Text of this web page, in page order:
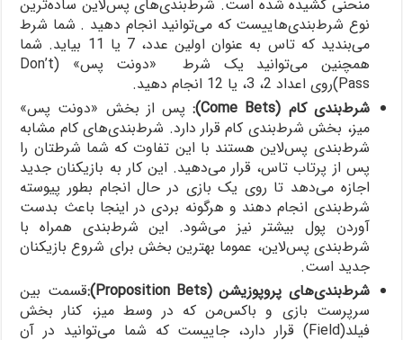
منحنی کشیده شده است. شرط‌بندی‌های پس‌لاین ساده‌ترین
نوع شرط‌بندی‌هاییست که می‌توانید انجام دهید . شما شرط
می‌بندید که تاس به عنوان اولین عدد، 7 یا 11 بیاید. شما
همچنین می‌توانید یک شرط «دونت پس» (Don’t
Pass)روی اعداد 2، 3، یا 12 انجام دهید.
شرط‌‌بندی کام (Come Bets
): پس از بخش «دونت پس»
میز، بخش شرط‌بندی کام قرار دارد. شرط‌بندی‌های کام مشابه
شرط‌بندی پس‌لاین هستند با این تفاوت که شما شرطتان را
پس از پرتاب تاس، قرار می‌دهید. این کار به بازیکنان جدید
اجازه می‌دهد تا روی یک بازی در حال انجام بطور پیوسته
شرط‌بندی انجام دهند و هرگونه بردی در اینجا باعث بدست
آوردن پول بیشتر نیز می‌شود. این شرط‌بندی همراه با
شرط‌بندی پس‌لاین، عموما بهترین بخش برای شروع بازیکنان
جدید است.
شرط‌بندی‌های پروپوزیشن (Proposition Bets
):قسمت بین
سرپرست بازی و باکس‌من که در وسط میز، کنار بخش
فیلد(Field) قرار دارد، جاییست که شما می‌توانید در آن